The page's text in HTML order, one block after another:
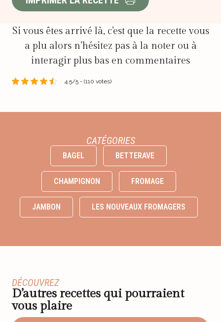
Si vous êtes arrivé là, c’est que la recette vous
a plu alors n’hésitez pas à la noter ou à
interagir plus bas en commentaires
4.5/5 - (110 votes)
CATÉGORIES
BAGEL BETTERAVE
CHAMPIGNON FROMAGE
JAMBON LES NOUVEAUX FROMAGERS
DÉCOUVREZ
D’autres recettes qui pourraient
vous plaire